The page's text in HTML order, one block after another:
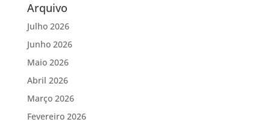
Arquivo
Julho 2026
Junho 2026
Maio 2026
Abril 2026
Março 2026
Fevereiro 2026